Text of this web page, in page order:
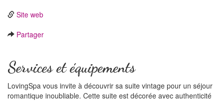
Site web
Partager
Services et équipements
LovingSpa vous invite à découvrir sa suite vintage pour un séjour
romantique inoubliable. Cette suite est décorée avec authenticité